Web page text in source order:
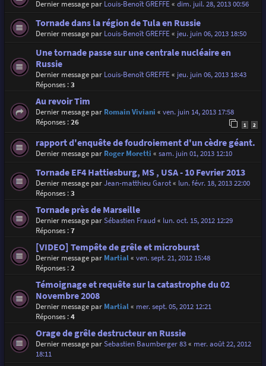
Dernier message par Louis-Benoît GREFFE« dim. juil. 28, 2013 00:56
Tornade dans la région de Tula en Russie
Dernier message par Louis-Benoît GREFFE« jeu. juin 06, 2013 18:50
Une tornade passe sur une centrale nucléaire en
Russie
Dernier message par Louis-Benoît GREFFE« jeu. juin 06, 2013 18:43
Réponses :3
Au revoir Tim
Dernier message par Romain Viviani « ven. juin 14, 2013 17:58
Réponses :26 1 2
rapport d'enquête de foudroiement d'un cèdre géant.
Dernier message par Roger Moretti « sam. juin 01, 2013 12:10
Tornade EF4 Hattiesburg, MS , USA - 10 Fevrier 2013
Dernier message parJean-matthieu Garot« lun. févr. 18, 2013 22:00
Réponses :3
Tornade près de Marseille
Dernier message parSébastien Fraud« lun. oct. 15, 2012 12:29
Réponses :7
[VIDEO] Tempête de grêle et microburst
Dernier message par Martial« ven. sept. 21, 2012 15:48
Réponses :2
Témoignage et requête sur la catastrophe du 02
Novembre 2008
Dernier message par Martial« mer. sept. 05, 2012 12:21
Réponses :4
Orage de grêle destructeur en Russie
Dernier message parSebastien Baumberger 83« mer. août 22, 2012
18:11